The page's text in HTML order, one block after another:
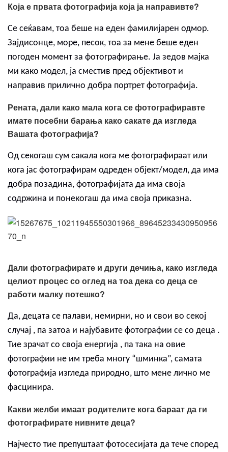
Која е првата фотографија која ја направивте?
Се сеќавам, тоа беше на еден фамилијарен одмор.
Зајдисонце, море, песок, тоа за мене беше еден
погоден момент за фотографирање. Ја зедов мајка
ми како модел, ја сместив пред објективот и
направив прилично добра портрет фотографија.
Рената, дали како мала кога се фотографиравте
имате посебни барања како сакате да изгледа
Вашата фотографија?
Од секогаш сум сакала кога ме фотографираат или
кога јас фотографирам одреден објект/модел, да има
добра позадина, фотографијата да има своја
содржина и понекогаш да има своја приказна.
Дали фотографирате и други дечиња, како изгледа
целиот процес со оглед на тоа дека со деца се
работи малку потешко?
Да, децата се палави, немирни, но и свои во секој
случај , па затоа и најубавите фотографии се со деца .
Тие зрачат со своја енергија , па така на овие
фотографии не им треба многу “шминка”, самата
фотографија изгледа природно, што мене лично ме
фасцинира.
Какви желби имаат родителите кога бараат да ги
фотографирате нивните деца?
Најчесто тие препуштаат фотосесијата да тече според